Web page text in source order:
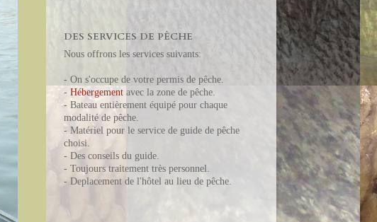
DES SERVICES DE PÊCHE
Nous offrons les services suivants:
- On s'occupe de votre permis de pêche.
- Hébergement avec la zone de pêche.
- Bateau entièrement équipé pour chaque
modalité de pêche.
- Matériel pour le service de guide de pêche
choisi.
- Des conseils du guide.
- Toujours traitement très personnel.
- Deplacement de l'hôtel au lieu de pêche.